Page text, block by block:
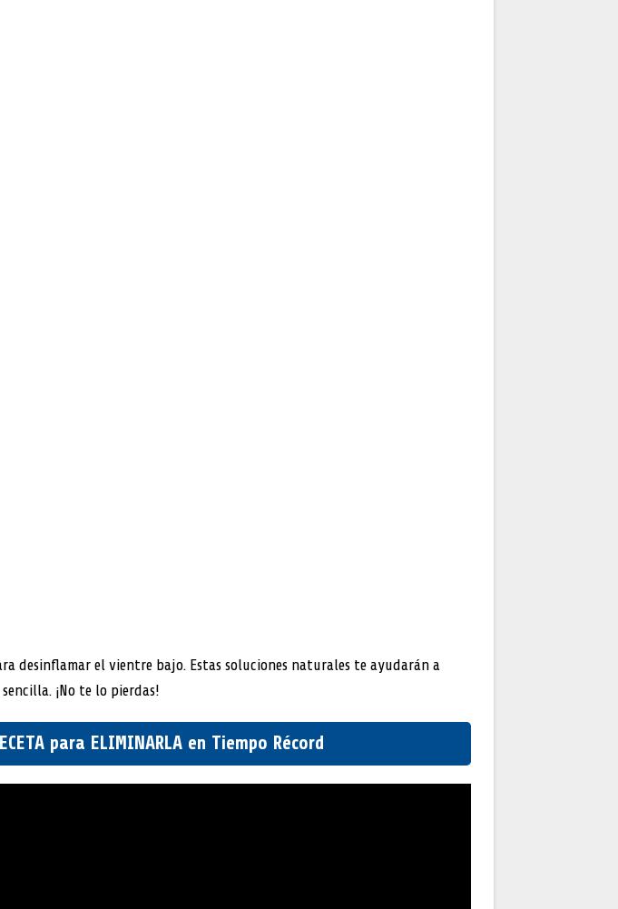
desinflamar el vientre bajo. Estas soluciones naturales te ayudarán a
¡No te lo pierdas!
para ELIMINARLA en Tiempo Récord